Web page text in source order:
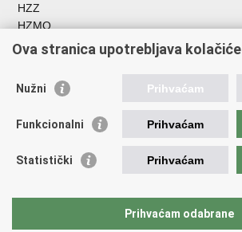
HZZ
HZMO
REGOS
Hrvatski zavod za socijalni rad
Akademija socijalne skrbi - ASOSK
Obiteljski centar
AORT
FEAD
HR PRES 2020
Ova stranica upotrebljava kolačiće
Nužni Prihvaćam
Funkcionalni Prihvaćam
Statistički Prihvaćam
Prihvaćam odabrane